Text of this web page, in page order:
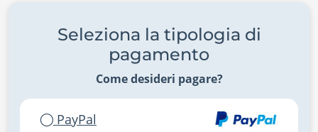
Seleziona la tipologia di
pagamento
Come desideri pagare?
PayPal